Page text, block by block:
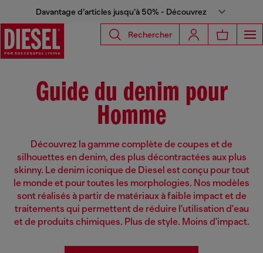
Davantage d’articles jusqu’à 50% - Découvrez
Rechercher
Guide du denim pour
Homme
Découvrez la gamme complète de coupes et de
silhouettes en denim, des plus décontractées aux plus
skinny. Le denim iconique de Diesel est conçu pour tout
le monde et pour toutes les morphologies. Nos modèles
sont réalisés à partir de matériaux à faible impact et de
traitements qui permettent de réduire l'utilisation d'eau
et de produits chimiques. Plus de style. Moins d'impact.